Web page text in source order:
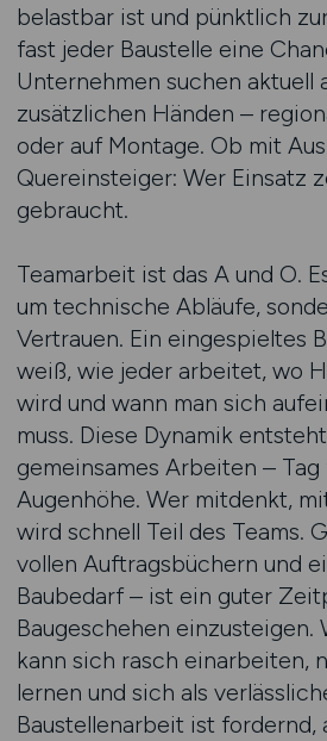
belastbar ist und pünktlich
fast jeder Baustelle eine
Unternehmen suchen aktuell
zusätzlichen Händen –
oder auf Montage. Ob mit
Quereinsteiger: Wer Einsatz
gebraucht.
Teamarbeit ist das A und O.
um technische Abläufe,
Vertrauen. Ein eingespieltes
weiß, wie jeder arbeitet, wo
wird und wann man sich
muss. Diese Dynamik
gemeinsames Arbeiten – Tag
Augenhöhe. Wer mitdenkt,
wird schnell Teil des Teams.
vollen Auftragsbüchern und
Baubedarf – ist ein guter
Baugeschehen einzusteigen.
kann sich rasch einarbeiten,
lernen und sich als
Baustellenarbeit ist fordernd,